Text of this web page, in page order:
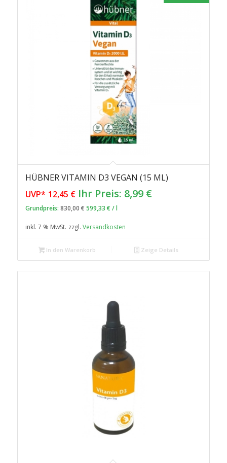
HÜBNER VITAMIN D3 VEGAN (15 ML)
UVP* 12,45 € Ursprünglicher
Preis
12,45 €
Ihr Preis: 8,99 €Aktueller
Grundpreis: 830,00 € 599,33 € /l
inkl. 7 % MwSt. zzgl. Versandkosten
In den Warenkorb Zeige Details